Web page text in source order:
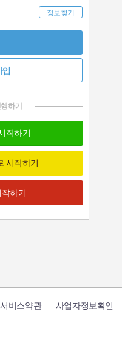
정보찾기
하기
작하기
시작하기
하기
비스약관
사업자정보확인